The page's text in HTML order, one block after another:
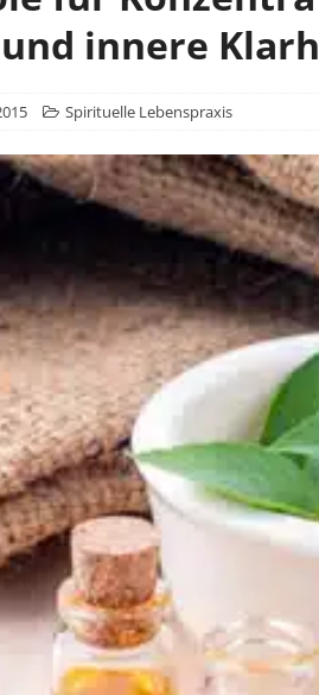
innere
Spirituelle Lebenspraxis